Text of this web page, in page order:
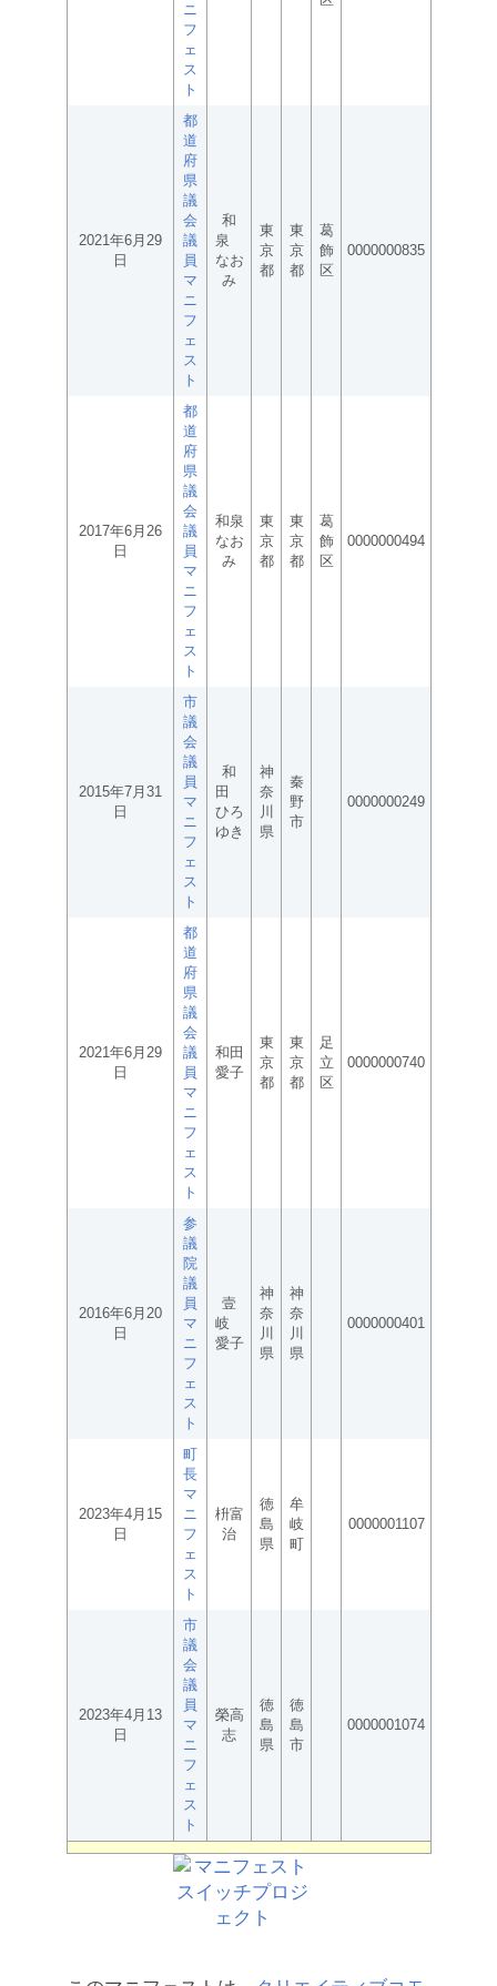
ニ
フ
ェ
ス
ト
2021年6月29
日
都
道
府
県
議
会
議
員
マ
ニ
フ
ェ
ス
ト
和
泉
なお
み
東
京
都
東
京
都
葛
飾
区
0000000835
2017年6月26
日
都
道
府
県
議
会
議
員
マ
ニ
フ
ェ
ス
ト
和泉
なお
み
東
京
都
東
京
都
葛
飾
区
0000000494
2015年7月31
日
市
議
会
議
員
マ
ニ
フ
ェ
ス
ト
和
田
ひろ
ゆき
神
奈
川
県
秦
野
市
0000000249
2021年6月29
日
都
道
府
県
議
会
議
員
マ
ニ
フ
ェ
ス
ト
和田
愛子
東
京
都
東
京
都
足
立
区
0000000740
2016年6月20
日
参
議
院
議
員
マ
ニ
フ
ェ
ス
ト
壹
岐
愛子
神
奈
川
県
神
奈
川
県
0000000401
2023年4月15
日
町
長
マ
ニ
フ
ェ
ス
ト
枡富
治
徳
島
県
牟
岐
町
0000001107
2023年4月13
日
市
議
会
議
員
マ
ニ
フ
ェ
ス
ト
榮高
志
徳
島
県
徳
島
市
0000001074